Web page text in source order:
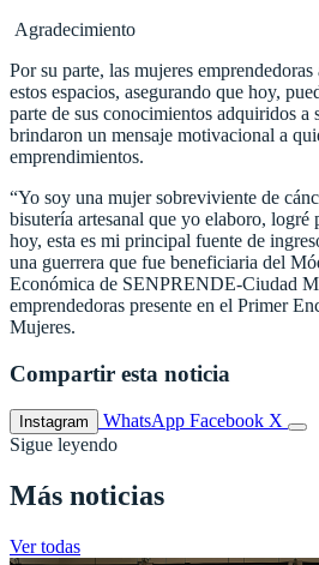
Agradecimiento
Por su parte, las mujeres
estos espacios, asegurando que hoy,
parte de sus conocimientos adquiridos a
brindaron un mensaje motivacional a
emprendimientos.
“Yo soy una mujer sobreviviente de
bisutería artesanal que yo elaboro,
hoy, esta es mi principal fuente de
una guerrera que fue beneficiaria del
Económica de SENPRENDE-Ciudad
emprendedoras presente en el Primer
Mujeres.
Compartir esta noticia
Instagram WhatsApp Facebook X
Sigue leyendo
Más noticias
Ver todas